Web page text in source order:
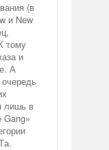
(в
и New
тому
и
А
лишь в
Gang»